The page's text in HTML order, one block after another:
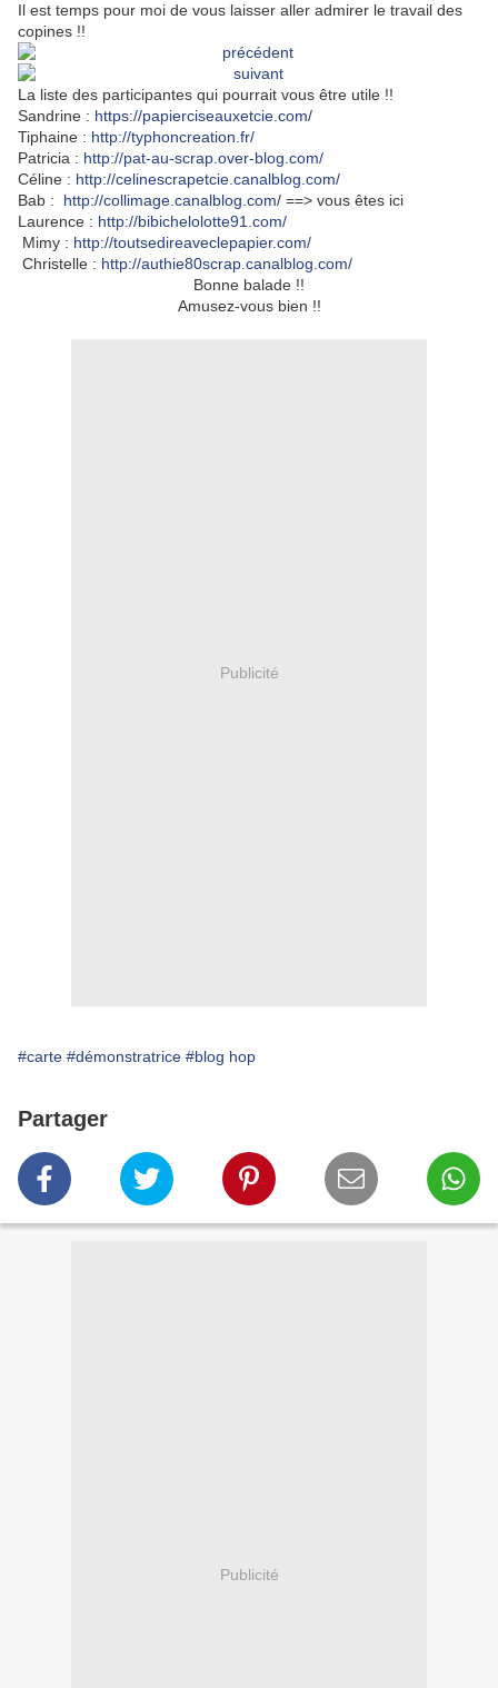
Il est temps pour moi de vous laisser aller admirer le travail des
copines !!
La liste des participantes qui pourrait vous être utile !!
Sandrine : https://papierciseauxetcie.com/
Tiphaine : http://typhoncreation.fr/
Patricia : http://pat-au-scrap.over-blog.com/
Céline : http://celinescrapetcie.canalblog.com/
Bab : http://collimage.canalblog.com/ ==> vous êtes ici
Laurence : http://bibichelolotte91.com/
Mimy : http://toutsedireaveclepapier.com/
Christelle : http://authie80scrap.canalblog.com/
Bonne balade !!
Amusez-vous bien !!
Publicité
#carte #démonstratrice #blog hop
Partager
Publicité